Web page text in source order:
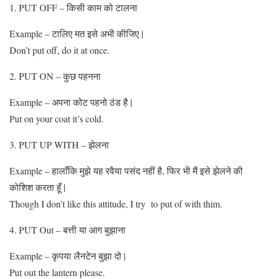
PUT OFF – किसी काम को टालना
Example – टालिए मत इसे अभी कीजिए |
Don’t put off, do it at once.
PUT ON – कुछ पहनना
Example – अपना कोट पहनो ठंड है |
Put on your coat it’s cold.
PUT UP WITH – झेलना
Example – हालाँकि मुझे यह रवैया पसंद नहीं है, फिर भी मैं इसे झेलने की
कोशिश करता हूँ |
Though I don’t like this attitude, I try to put of with thim.
PUT Out – बत्ती या आग बुझाना
Example – कृपया लैनटेन बुझा दो |
Put out the lantern please.